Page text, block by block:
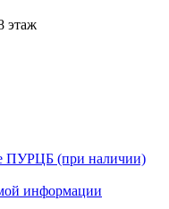
этаж
ПУРЦБ (при наличии)
информации